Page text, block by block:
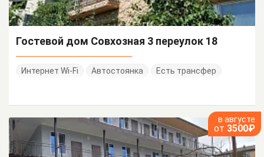
Гостевой дом Совхозная 3 переулок 18
Интернет Wi-Fi Автостоянка Есть трансфер
в августе
от 3500₽